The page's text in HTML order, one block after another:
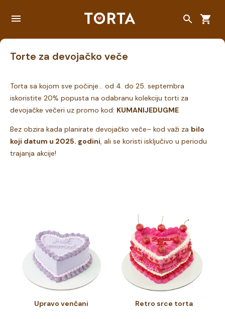
Torte za devojačko veče
Torta sa kojom sve počinje... od 4. do 25. septembra
iskoristite 20% popusta na odabranu kolekciju torti za
devojačke večeri uz promo kod: KUMANIJEDUGME
Bez obzira kada planirate devojačko veče– kod važi za bilo
koji datum u 2025. godini, ali se koristi isključivo u periodu
trajanja akcije!
Upravo venčani Retro srce torta